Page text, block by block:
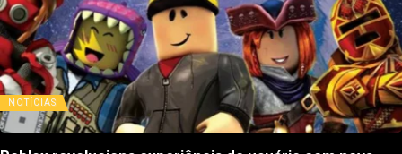
NOTÍCIAS